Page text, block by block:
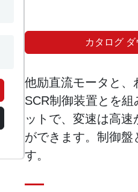
カタログ
他励直流モータと、
SCR制御装置とを
ットで、変速は高
ができます。制御
す。